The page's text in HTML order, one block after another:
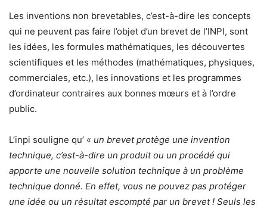
Les inventions non brevetables, c’est-à-dire les concepts
qui ne peuvent pas faire l’objet d’un brevet de l’INPI, sont
les idées, les formules mathématiques, les découvertes
scientifiques et les méthodes (mathématiques, physiques,
commerciales, etc.), les innovations et les programmes
d’ordinateur contraires aux bonnes mœurs et à l’ordre
public.
L’inpi souligne qu’ « un brevet protège une invention
technique, c’est-à-dire un produit ou un procédé qui
apporte une nouvelle solution technique à un problème
technique donné. En effet, vous ne pouvez pas protéger
une idée ou un résultat escompté par un brevet ! Seuls les